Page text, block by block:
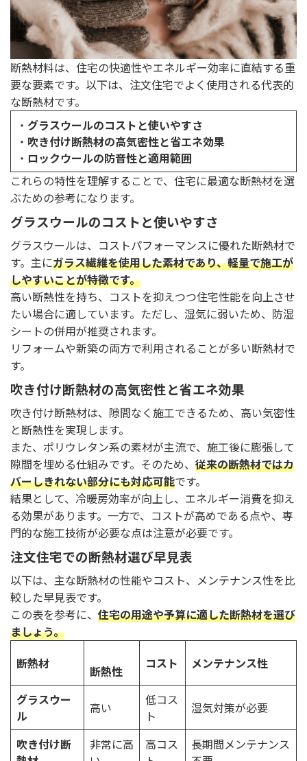
断熱材料は、住宅の快適性やエネルギー効率に直結する重
要な要素です。以下は、注文住宅でよく使用される代表的
な断熱材です。
・ グラスウールのコストと使いやすさ
・ 吹き付け断熱材の高気密性と省エネ効果
・ ロックウールの防音性と適用範囲
これらの特性を理解することで、住宅に最適な断熱材を選
ぶための参考になります。
グラスウールのコストと使いやすさ
グラスウールは、コストパフォーマンスに優れた断熱材で
す。主にガラス繊維を使用した素材であり、軽量で施工が
しやすいことが特徴です。
高い断熱性を持ち、コストを抑えつつ住宅性能を向上させ
たい場合に適しています。ただし、湿気に弱いため、防湿
シートの併用が推奨されます。
リフォームや新築の両方で利用されることが多い断熱材で
す。
吹き付け断熱材の高気密性と省エネ効果
吹き付け断熱材は、隙間なく施工できるため、高い気密性
と断熱性を実現します。
また、ポリウレタン系の素材が主流で、施工後に膨張して
隙間を埋める仕組みです。そのため、 従来の断熱材ではカ
バーしきれない部分にも対応可能です。
結果として、冷暖房効率が向上し、エネルギー消費を抑え
る効果があります。一方で、コストが高めである点や、専
門的な施工技術が必要な点は注意が必要です。
注文住宅での断熱材選び早見表
以下は、主な断熱材の性能やコスト、メンテナンス性を比
較した早見表です。
この表を参考に、 住宅の用途や予算に適した断熱材を選び
ましょう。
断熱材
断熱性 コスト メンテナンス性
グラスウー
ル
高い
低コス
ト
湿気対策が必要
吹き付け断
非常に高
高コス
長期間メンテナンス